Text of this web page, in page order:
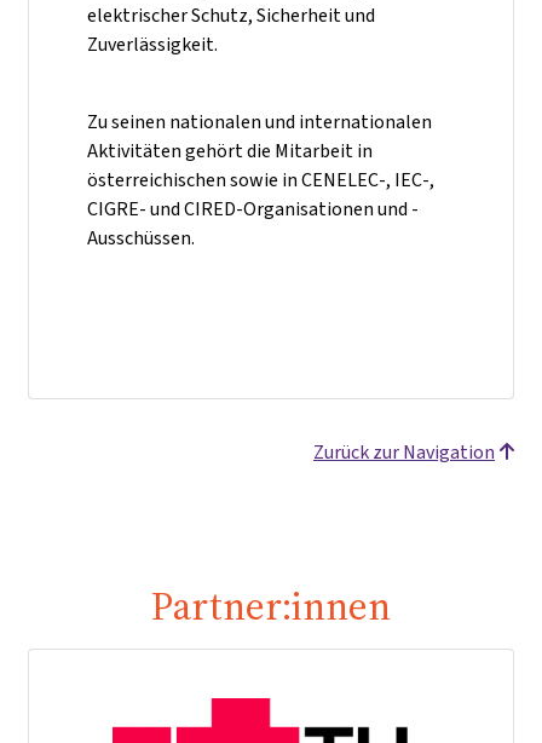
elektrischer Schutz, Sicherheit und
Zuverlässigkeit.
Zu seinen nationalen und internationalen
Aktivitäten gehört die Mitarbeit in
österreichischen sowie in CENELEC-, IEC-,
CIGRE- und CIRED-Organisationen und -
Ausschüssen.
Zurück zur Navigation
Partner:innen